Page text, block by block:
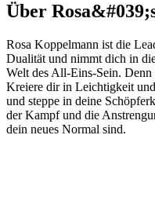
Über
Rosa Koppelmann ist die
Dualität und nimmt dich in
Welt des All-Eins-Sein. Denn
Kreiere dir in Leichtigkeit
und steppe in deine
der Kampf und die
dein neues Normal sind.